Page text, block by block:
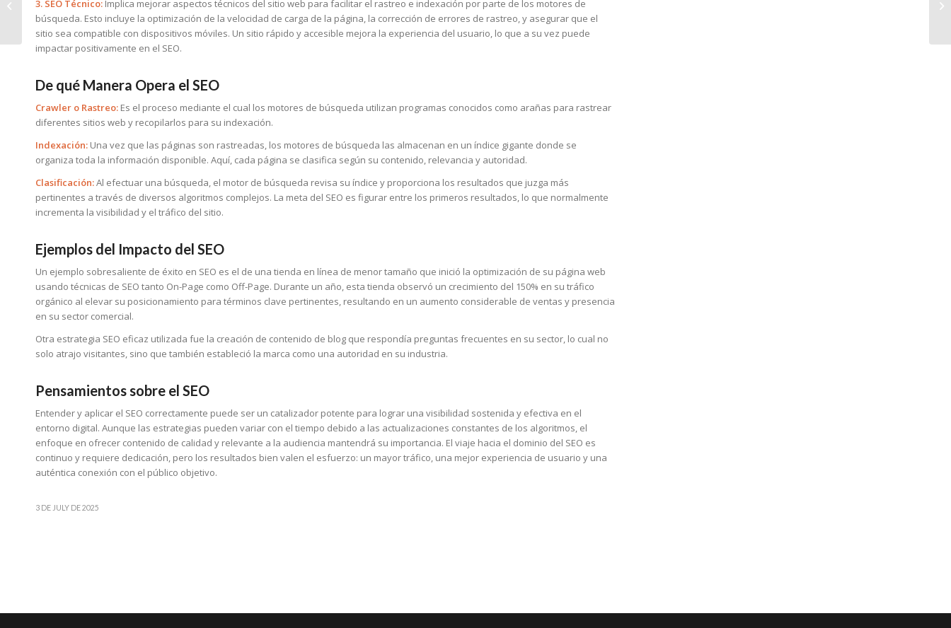
3. SEO Técnico: Implica mejorar aspectos técnicos del sitio web para facilitar el rastreo e indexación por parte de los motores de
búsqueda. Esto incluye la optimización de la velocidad de carga de la página, la corrección de errores de rastreo, y asegurar que el
sitio sea compatible con dispositivos móviles. Un sitio rápido y accesible mejora la experiencia del usuario, lo que a su vez puede
impactar positivamente en el SEO.
De qué Manera Opera el SEO
Crawler o Rastreo: Es el proceso mediante el cual los motores de búsqueda utilizan programas conocidos como arañas para rastrear
diferentes sitios web y recopilarlos para su indexación.
Indexación: Una vez que las páginas son rastreadas, los motores de búsqueda las almacenan en un índice gigante donde se
organiza toda la información disponible. Aquí, cada página se clasifica según su contenido, relevancia y autoridad.
Clasificación:Al efectuar una búsqueda, el motor de búsqueda revisa su índice y proporciona los resultados que juzga más
pertinentes a través de diversos algoritmos complejos. La meta del SEO es figurar entre los primeros resultados, lo que normalmente
incrementa la visibilidad y el tráfico del sitio.
Ejemplos del Impacto del SEO
Un ejemplo sobresaliente de éxito en SEO es el de una tienda en línea de menor tamaño que inició la optimización de su página web
usando técnicas de SEO tanto On-Page como Off-Page. Durante un año, esta tienda observó un crecimiento del 150% en su tráfico
orgánico al elevar su posicionamiento para términos clave pertinentes, resultando en un aumento considerable de ventas y presencia
en su sector comercial.
Otra estrategia SEO eficaz utilizada fue la creación de contenido de blog que respondía preguntas frecuentes en su sector, lo cual no
solo atrajo visitantes, sino que también estableció la marca como una autoridad en su industria.
Pensamientos sobre el SEO
Entender y aplicar el SEO correctamente puede ser un catalizador potente para lograr una visibilidad sostenida y efectiva en el
entorno digital. Aunque las estrategias pueden variar con el tiempo debido a las actualizaciones constantes de los algoritmos, el
enfoque en ofrecer contenido de calidad y relevante a la audiencia mantendrá su importancia. El viaje hacia el dominio del SEO es
continuo y requiere dedicación, pero los resultados bien valen el esfuerzo: un mayor tráfico, una mejor experiencia de usuario y una
auténtica conexión con el público objetivo.
3 DE JULY DE 2025
digital en el éxito
empresarial